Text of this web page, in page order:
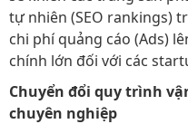
tự nhiên (SEO rankings)
chi phí quảng cáo (Ads)
chính lớn đối với các
Chuyển đổi quy trình
chuyên nghiệp